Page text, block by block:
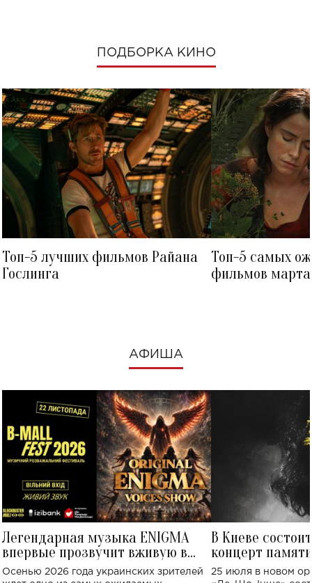
ПОДБОРКА КИНО
Топ-5 лучших фильмов Райана
Гослинга
Топ-5 самых
фильмов
АФИША
Легендарная музыка ENIGMA
впервые прозвучит вживую в
Украине: где состоится концерт
Осенью 2026 года украинских зрителей
В Киеве
концерт
Клименко:
25 июля в новом